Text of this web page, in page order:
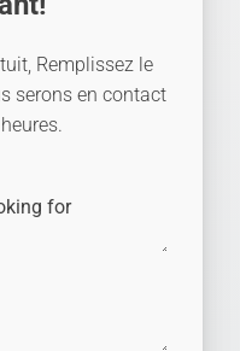
Remplissez le
serons en contact